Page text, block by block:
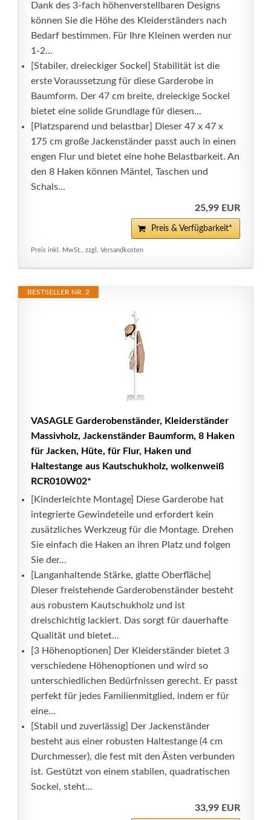
Dank des 3-fach höhenverstellbaren Designs
können Sie die Höhe des Kleiderständers nach
Bedarf bestimmen. Für Ihre Kleinen werden nur
1-2...
[Stabiler, dreieckiger Sockel] Stabilität ist die
erste Voraussetzung für diese Garderobe in
Baumform. Der 47 cm breite, dreieckige Sockel
bietet eine solide Grundlage für diesen...
[Platzsparend und belastbar] Dieser 47 x 47 x
175 cm große Jackenständer passt auch in einen
engen Flur und bietet eine hohe Belastbarkeit. An
den 8 Haken können Mäntel, Taschen und
Schals...
25,99 EUR
Preis & Verfügbarkeit*
Preis inkl. MwSt., zzgl. Versandkosten
BESTSELLER NR. 2
VASAGLE Garderobenständer, Kleiderständer
Massivholz, Jackenständer Baumform, 8 Haken
für Jacken, Hüte, für Flur, Haken und
Haltestange aus Kautschukholz, wolkenweiß
RCR010W02*
[Kinderleichte Montage] Diese Garderobe hat
integrierte Gewindeteile und erfordert kein
zusätzliches Werkzeug für die Montage. Drehen
Sie einfach die Haken an ihren Platz und folgen
Sie der...
[Langanhaltende Stärke, glatte Oberfläche]
Dieser freistehende Garderobenständer besteht
aus robustem Kautschukholz und ist
dreischichtig lackiert. Das sorgt für dauerhafte
Qualität und bietet...
[3 Höhenoptionen] Der Kleiderständer bietet 3
verschiedene Höhenoptionen und wird so
unterschiedlichen Bedürfnissen gerecht. Er passt
perfekt für jedes Familienmitglied, indem er für
eine...
[Stabil und zuverlässig] Der Jackenständer
besteht aus einer robusten Haltestange (4 cm
Durchmesser), die fest mit den Ästen verbunden
ist. Gestützt von einem stabilen, quadratischen
Sockel, steht...
33,99 EUR